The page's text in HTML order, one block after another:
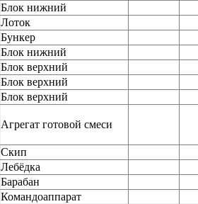
Блок нижний
Лоток
Бункер
Блок нижний
Блок верхний
Блок верхний
Блок верхний
Агрегат готовой смеси
Скип
Лебёдка
Барабан
Командоаппарат